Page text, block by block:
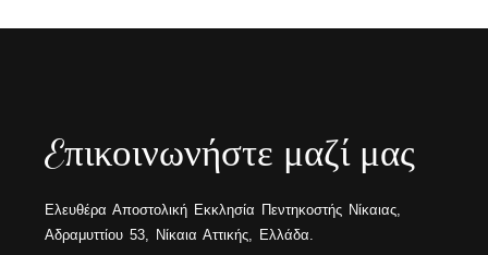
Eπικοινωνήστε μαζί μας
Ελευθέρα Αποστολική Εκκλησία Πεντηκοστής Νίκαιας,
Αδραμυττίου 53, Νίκαια Αττικής, Ελλάδα.